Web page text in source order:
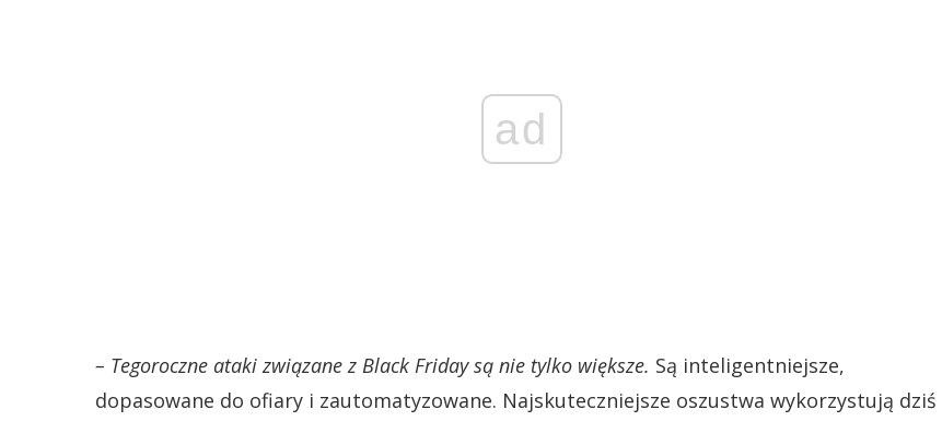
ad
– Tegoroczne ataki związane z Black Friday są nie tylko większe. Są inteligentniejsze,
dopasowane do ofiary i zautomatyzowane. Najskuteczniejsze oszustwa wykorzystują dziś